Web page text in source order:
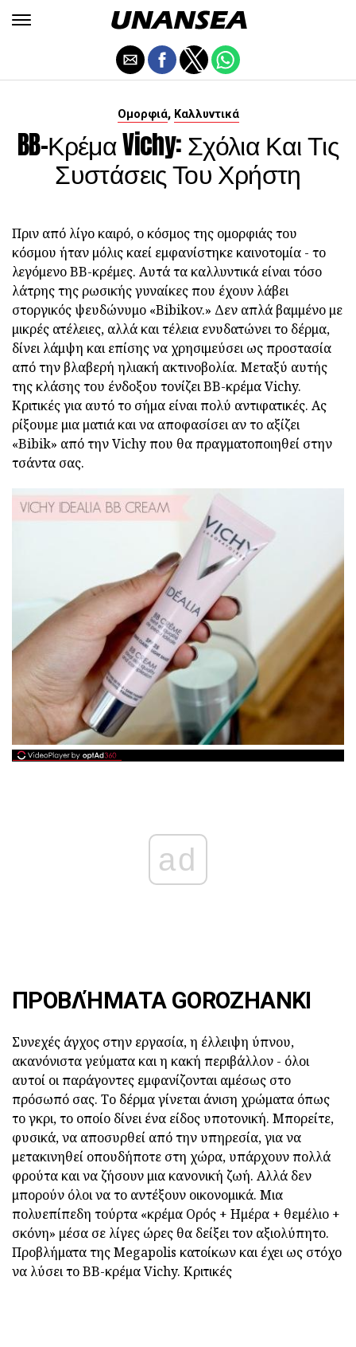
Ομορφιά, Καλλυντικά
BB-Κρέμα Vichy: Σχόλια Και Τις
Συστάσεις Του Χρήστη
Πριν από λίγο καιρό, ο κόσμος της ομορφιάς του
κόσμου ήταν μόλις καεί εμφανίστηκε καινοτομία - το
λεγόμενο BB-κρέμες. Αυτά τα καλλυντικά είναι τόσο
λάτρης της ρωσικής γυναίκες που έχουν λάβει
στοργικός ψευδώνυμο «Bibikov.» Δεν απλά βαμμένο με
μικρές ατέλειες, αλλά και τέλεια ενυδατώνει το δέρμα,
δίνει λάμψη και επίσης να χρησιμεύσει ως προστασία
από την βλαβερή ηλιακή ακτινοβολία. Μεταξύ αυτής
της κλάσης του ένδοξου τονίζει BB-κρέμα Vichy.
Κριτικές για αυτό το σήμα είναι πολύ αντιφατικές. Ας
ρίξουμε μια ματιά και να αποφασίσει αν το αξίζει
«Bibik» από την Vichy που θα πραγματοποιηθεί στην
τσάντα σας.
ad
ΠΡΟΒΛΉΜΑΤΑ GOROZHANKI
Συνεχές άγχος στην εργασία, η έλλειψη ύπνου,
ακανόνιστα γεύματα και η κακή περιβάλλον - όλοι
αυτοί οι παράγοντες εμφανίζονται αμέσως στο
πρόσωπό σας. Το δέρμα γίνεται άνιση χρώματα όπως
το γκρι, το οποίο δίνει ένα είδος υποτονική. Μπορείτε,
φυσικά, να αποσυρθεί από την υπηρεσία, για να
μετακινηθεί οπουδήποτε στη χώρα, υπάρχουν πολλά
φρούτα και να ζήσουν μια κανονική ζωή. Αλλά δεν
μπορούν όλοι να το αντέξουν οικονομικά. Μια
πολυεπίπεδη τούρτα «κρέμα Ορός + Ημέρα + θεμέλιο +
σκόνη» μέσα σε λίγες ώρες θα δείξει τον αξιολύπητο.
Προβλήματα της Megapolis κατοίκων και έχει ως στόχο
να λύσει το BB-κρέμα Vichy. Κριτικές